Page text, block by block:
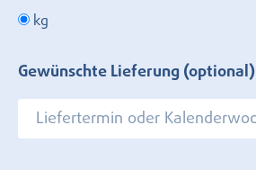
kg
Gewünschte Lieferung (optional)